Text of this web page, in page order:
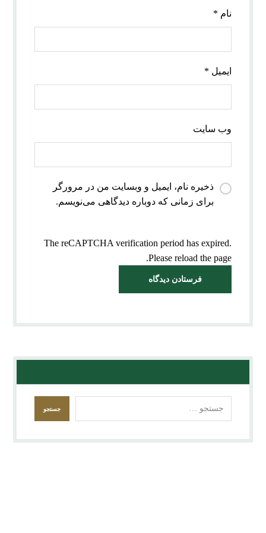
نام *
ایمیل *
وب‌ سایت
ذخیره نام، ایمیل و وبسایت من در مرورگر
برای زمانی که دوباره دیدگاهی می‌نویسم.
The reCAPTCHA verification period has expired.
Please reload the page.